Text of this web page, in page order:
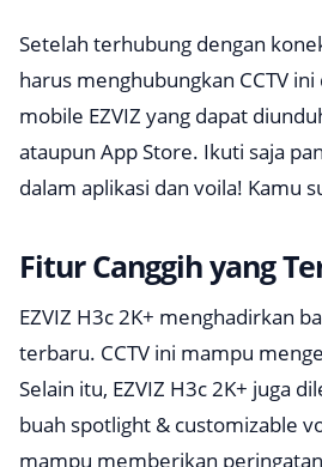
Setelah terhubung dengan
harus menghubungkan CCTV
mobile EZVIZ yang dapat
ataupun App Store. Ikuti saja
dalam aplikasi dan voila! Kamu
Fitur Canggih yang
EZVIZ H3c 2K+ menghadirkan
terbaru. CCTV ini mampu
Selain itu, EZVIZ H3c 2K+ juga
buah spotlight & customizable
mampu memberikan